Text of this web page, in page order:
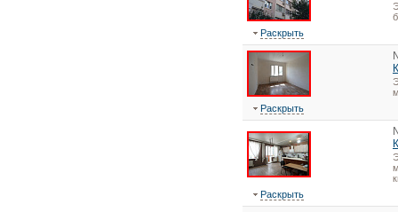
Раскрыть
Раскрыть
Раскрыть